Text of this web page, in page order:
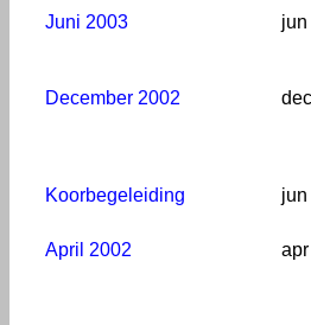
Juni 2003
December 2002
Koorbegeleiding
jun
April 2002